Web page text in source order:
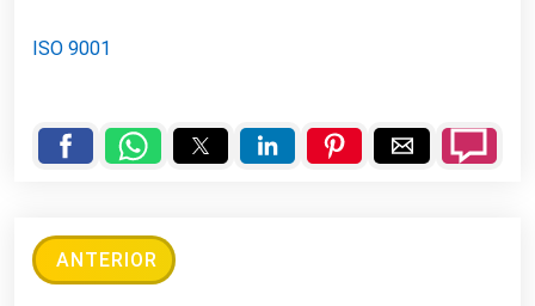
ISO 9001
ANTERIOR